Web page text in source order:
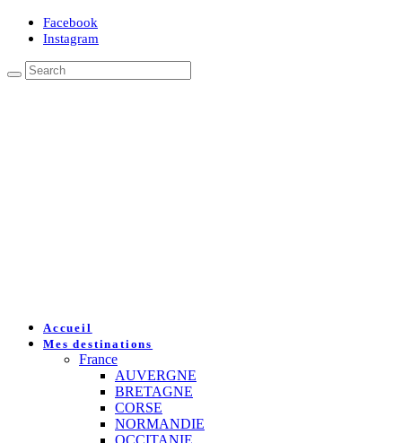
Facebook
Instagram
Accueil
Mes destinations
France
AUVERGNE
BRETAGNE
CORSE
NORMANDIE
OCCITANIE